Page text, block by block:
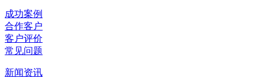
成功案例
合作客户
客户评价
常见问题
新闻资讯